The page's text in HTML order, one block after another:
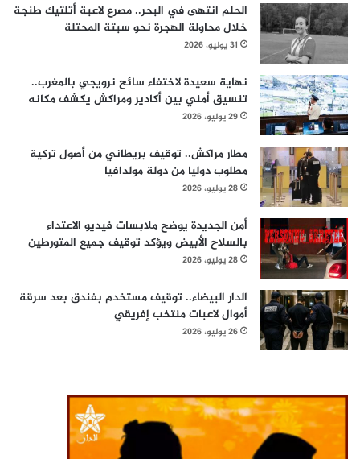
الحلم انتهى في البحر.. مصرع لاعبة أتلتيك طنجة
خلال محاولة الهجرة نحو سبتة المحتلة
31 يوليو، 2026
نهاية سعيدة لاختفاء سائح نرويجي بالمغرب..
تنسيق أمني بين أكادير ومراكش يكشف مكانه
29 يوليو، 2026
مطار مراكش.. توقيف بريطاني من أصول تركية
مطلوب دوليا من دولة مولدافيا
28 يوليو، 2026
أمن الجديدة يوضح ملابسات فيديو الاعتداء
بالسلاح الأبيض ويؤكد توقيف جميع المتورطين
28 يوليو، 2026
الدار البيضاء.. توقيف مستخدم بفندق بعد سرقة
أموال لاعبات منتخب إفريقي
26 يوليو، 2026